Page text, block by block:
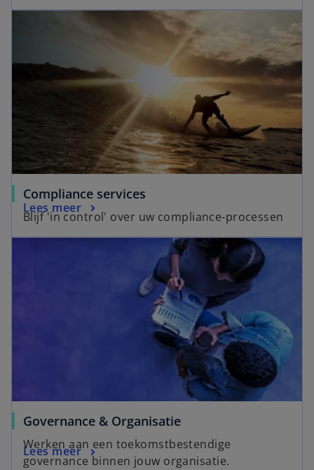
Compliance services
Blijf 'in control' over uw compliance-processen
Lees meer
Governance & Organisatie
Werken aan een toekomstbestendige
governance binnen jouw organisatie.
Lees meer